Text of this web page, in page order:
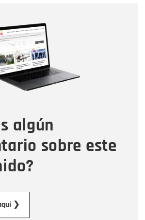
algún
sobre este
❯